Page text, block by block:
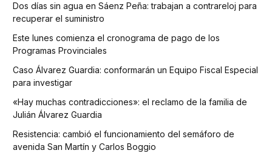
Dos días sin agua en Sáenz Peña: trabajan a contrareloj para
recuperar el suministro
Este lunes comienza el cronograma de pago de los
Programas Provinciales
Caso Álvarez Guardia: conformarán un Equipo Fiscal Especial
para investigar
«Hay muchas contradicciones»: el reclamo de la familia de
Julián Álvarez Guardia
Resistencia: cambió el funcionamiento del semáforo de
avenida San Martín y Carlos Boggio